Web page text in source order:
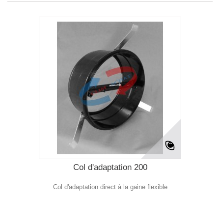
Col d'adaptation 200
Col d'adaptation direct à la gaine flexible